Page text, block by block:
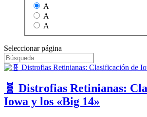
A
A
A
Seleccionar página
🧬 Distrofias Retinianas:
Iowa y los «Big 14»